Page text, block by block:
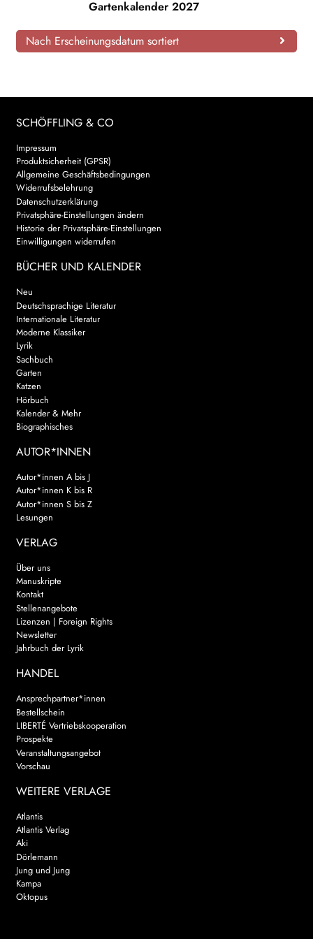
NEWSLETTER
Search:
Gartenkalender 2027
Nach Erscheinungsdatum sortiert
SCHÖFFLING & CO
Impressum
Produktsicherheit (GPSR)
Allgemeine Geschäftsbedingungen
Widerrufsbelehrung
Datenschutzerklärung
Privatsphäre-Einstellungen ändern
Historie der Privatsphäre-Einstellungen
Einwilligungen widerrufen
BÜCHER UND KALENDER
Neu
Deutschsprachige Literatur
Internationale Literatur
Moderne Klassiker
Lyrik
Sachbuch
Garten
Katzen
Hörbuch
Kalender & Mehr
Biographisches
AUTOR*INNEN
Autor*innen A bis J
Autor*innen K bis R
Autor*innen S bis Z
Lesungen
VERLAG
Über uns
Manuskripte
Kontakt
Stellenangebote
Lizenzen | Foreign Rights
Newsletter
Jahrbuch der Lyrik
HANDEL
Ansprechpartner*innen
Bestellschein
LIBERTÉ Vertriebskooperation
Prospekte
Veranstaltungsangebot
Vorschau
WEITERE VERLAGE
Atlantis
Atlantis Verlag
Aki
Dörlemann
Jung und Jung
Kampa
Oktopus